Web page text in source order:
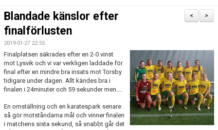
TRUPPEN
BILDGALLERI
DOKUMENT
KONTAKT
HISTORIA
>
<
Blandade känslor efter
finalförlusten
2019-01-27 22:55
Finalplatsen säkrades efter en 2-0 vinst
mot Lysvik och vi var verkligen laddade för
final efter en mindre bra insats mot Torsby
tidigare under dagen. Allt kändes bra i
finalen i 24minuter och 59 sekunder men....
En omställning och en karatespark senare
så gör motståndarna mål och vinner finalen
i matchens sista sekund, så snabbt går det